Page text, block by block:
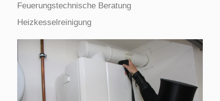
Feuerungstechnische Beratung
Heizkesselreinigung